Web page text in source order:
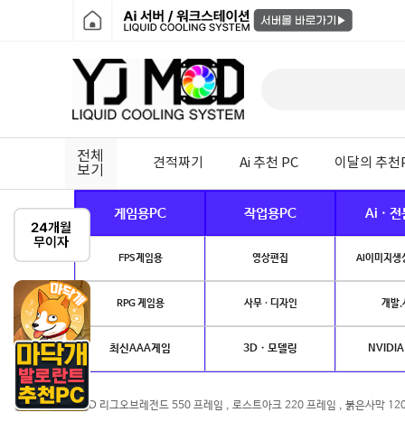
전체
보기
견적짜기 Ai 추천 PC 이달의 추천
게임용PC 작업용PC Ai · 전
FPS게임용 영상편집 AI이미지생
RPG 게임용 사무 · 디자인 개발.
최신AAA게임 3D · 모델링
QHD 리그오브레전드 550 프레임 , 로스트아크 220 프레임 , 붉은사막